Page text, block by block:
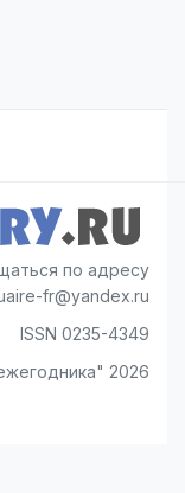
по адресу
fr@yandex.ru
ISSN 0235-4349
2026